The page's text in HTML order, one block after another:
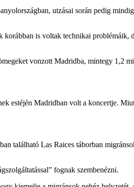
utzásai során pedig
is voltak technikai problémáik,
vonzott Madridba, mintegy 1,2
estéjén Madridban volt a koncertje.
található Las Raices táborban
fognak szembenézni.